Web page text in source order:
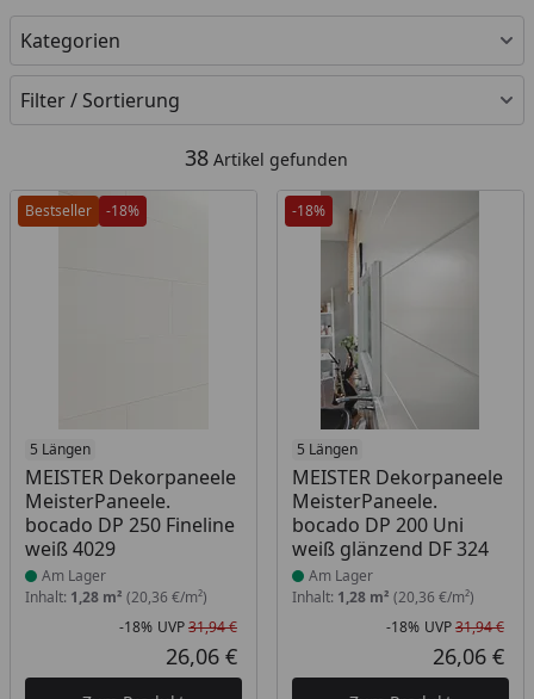
Kategorien
Filter / Sortierung
38 Artikel gefunden
Bestseller -18%
5 Längen
MEISTER Dekorpaneele
MeisterPaneele.
bocado DP 250 Fineline
weiß 4029
Produkt am Lager
Am Lager
Inhalt: 1,28 m² (20,36 €/m²)
Rabatt in Prozent
-18%
Ursprünglicher Preis
UVP31,94 €
Aktueller Preis
26,06 €
-18%
5 Längen
MEISTER Dekorpaneele
MeisterPaneele.
bocado DP 200 Uni
weiß glänzend DF 324
Produkt am Lager
Am Lager
Inhalt: 1,28 m² (20,36 €/m²)
-18% UVP31,94 €
26,06 €